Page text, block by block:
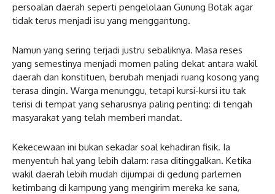
persoalan daerah seperti pengelolaan Gunung Botak agar
tidak terus menjadi isu yang menggantung.
Namun yang sering terjadi justru sebaliknya. Masa reses
yang semestinya menjadi momen paling dekat antara wakil
daerah dan konstituen, berubah menjadi ruang kosong yang
terasa dingin. Warga menunggu, tetapi kursi-kursi itu tak
terisi di tempat yang seharusnya paling penting: di tengah
masyarakat yang telah memberi mandat.
Kekecewaan ini bukan sekadar soal kehadiran fisik. Ia
menyentuh hal yang lebih dalam: rasa ditinggalkan. Ketika
wakil daerah lebih mudah dijumpai di gedung parlemen
ketimbang di kampung yang mengirim mereka ke sana,